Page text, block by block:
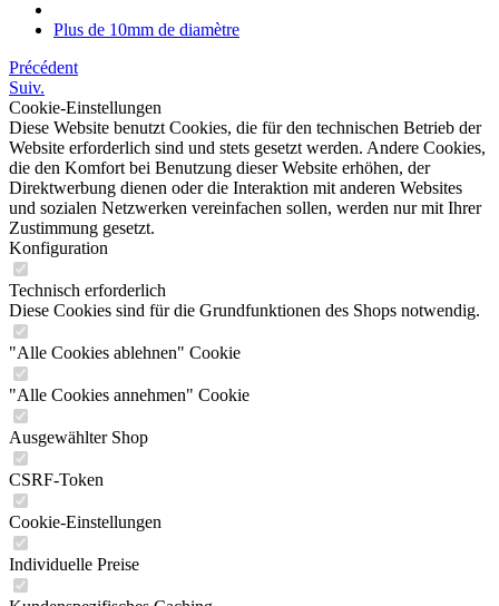
Plus de 10mm de diamètre
Précédent
Suiv.
Cookie-Einstellungen
Diese Website benutzt Cookies, die für den technischen Betrieb der
Website erforderlich sind und stets gesetzt werden. Andere Cookies,
die den Komfort bei Benutzung dieser Website erhöhen, der
Direktwerbung dienen oder die Interaktion mit anderen Websites
und sozialen Netzwerken vereinfachen sollen, werden nur mit Ihrer
Zustimmung gesetzt.
Konfiguration
Technisch erforderlich
Diese Cookies sind für die Grundfunktionen des Shops notwendig.
"Alle Cookies ablehnen" Cookie
"Alle Cookies annehmen" Cookie
Ausgewählter Shop
CSRF-Token
Cookie-Einstellungen
Individuelle Preise